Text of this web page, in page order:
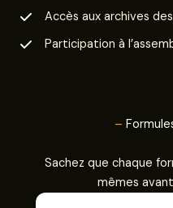
Accès aux archives des
Participation à
–
Sachez que chaque
mêmes